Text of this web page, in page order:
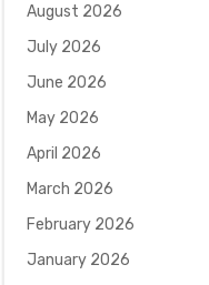
August 2026
July 2026
June 2026
May 2026
April 2026
March 2026
February 2026
January 2026